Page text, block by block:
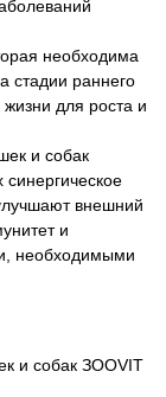
необходима
стадии раннего
для роста и
и собак
внешний
и
необходимыми
и собак ЗООVIT